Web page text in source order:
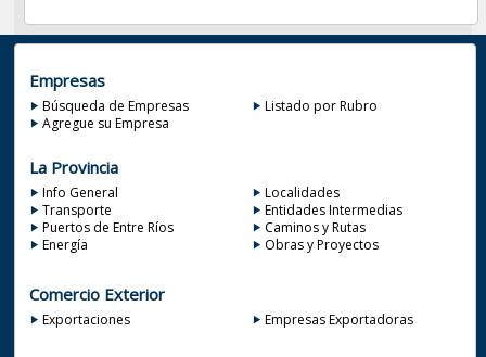
Empresas
Búsqueda de Empresas
Listado por Rubro
Agregue su Empresa
La Provincia
Info General
Localidades
Transporte
Entidades Intermedias
Puertos de Entre Ríos
Caminos y Rutas
Energía
Obras y Proyectos
Comercio Exterior
Exportaciones Empresas Exportadoras